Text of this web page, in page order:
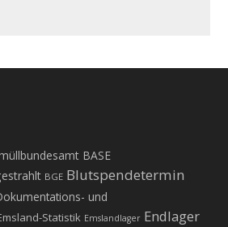
BASE
BGE Blutspendetermin
und
Statistik Emslandlager Endlager